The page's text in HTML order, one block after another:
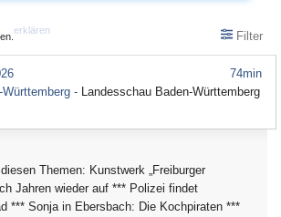
erklären Filter
74min
- Landesschau Baden-Württemberg
Themen: Kunstwerk „Freiburger
Jahren wieder auf *** Polizei findet
*** Sonja in Ebersbach: Die Kochpiraten ***